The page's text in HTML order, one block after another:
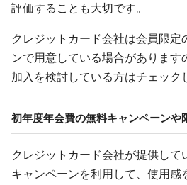
評価することも大切です。
クレジットカード会社は会員限定
ンで用意している場合があります
加入を検討している方はチェック
初年度年会費の無料キャンペーンや
クレジットカード会社が提供して
キャンペーンを利用して、使用感